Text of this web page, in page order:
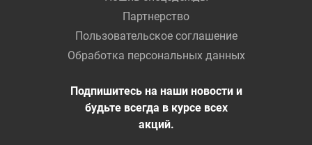
Партнерство
Пользовательское соглашение
Обработка персональных данных
Подпишитесь на наши новости и
будьте всегда в курсе всех
акций.